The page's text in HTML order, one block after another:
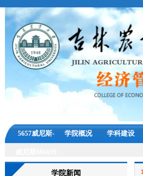
5657威尼斯- 学院概况 学科建设
学院新闻